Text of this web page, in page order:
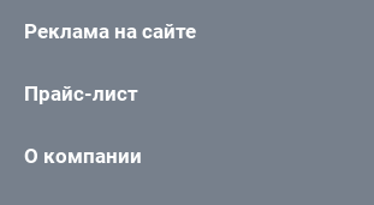
Реклама на сайте
Прайс-лист
О компании